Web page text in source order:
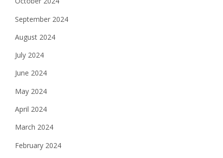
September 2024
August 2024
July 2024
June 2024
May 2024
April 2024
March 2024
February 2024